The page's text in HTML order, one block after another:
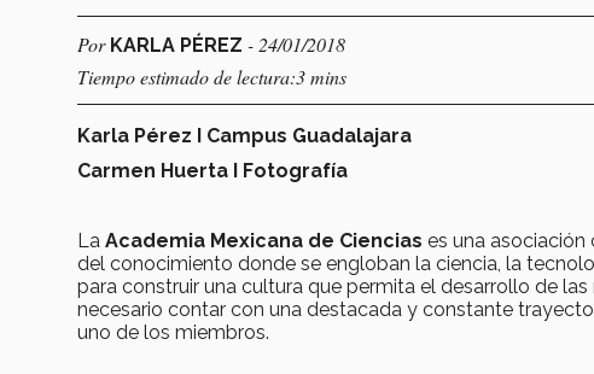
Por KARLA PÉREZ - 24/01/2018
Tiempo estimado de lectura:3 mins
Karla Pérez I Campus Guadalajara
Carmen Huerta I Fotografía
La Academia Mexicana de Ciencias es una asociación
del conocimiento donde se engloban la ciencia, la
para construir una cultura que permita el desarrollo de
necesario contar con una destacada y constante
uno de los miembros.